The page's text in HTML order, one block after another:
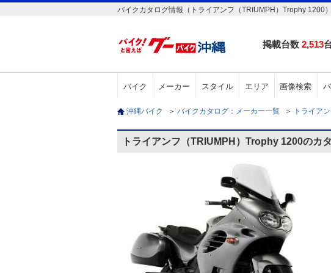
バイクカタログ情報（トライアンフ（TRIUMPH）Trophy 1200）
掲載台数 2,513
バイク メーカー スタイル エリア 画像検索
沖縄バイク ＞ バイクカタログ：メーカー一覧 ＞ トライア
トライアンフ（TRIUMPH）Trophy 1200のカ